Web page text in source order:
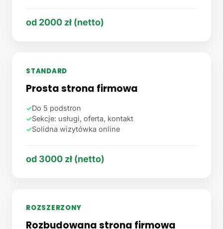
od 2000 zł (netto)
STANDARD
Prosta strona firmowa
✓Do 5 podstron
✓Sekcje: usługi, oferta, kontakt
✓Solidna wizytówka online
od 3000 zł (netto)
ROZSZERZONY
Rozbudowana strona firmowa